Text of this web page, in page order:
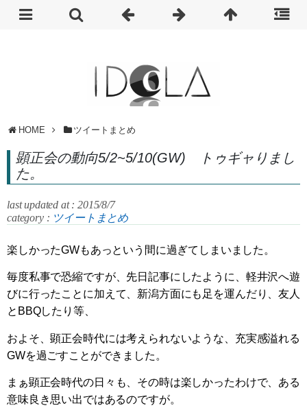
HOME ツイートまとめ
顕正会の動向5/2~5/10(GW) トゥギャりまし
た。
last updated at : 2015/8/7
category : ツイートまとめ
楽しかったGWもあっという間に過ぎてしまいました。
毎度私事で恐縮ですが、先日記事にしたように、軽井沢へ遊
びに行ったことに加えて、新潟方面にも足を運んだり、友人
とBBQしたり等、
およそ、顕正会時代には考えられないような、充実感溢れる
GWを過ごすことができました。
まぁ顕正会時代の日々も、その時は楽しかったわけで、ある
意味良き思い出ではあるのですが。